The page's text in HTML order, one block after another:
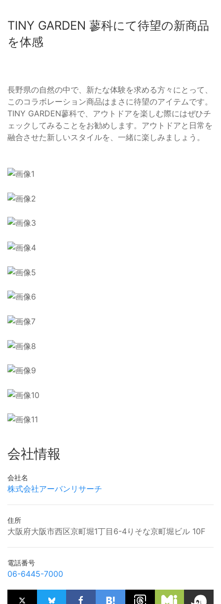
TINY GARDEN 蓼科にて待望の新商品
を体感
長野県の自然の中で、新たな体験を求める方々にとって、
このコラボレーション商品はまさに待望のアイテムです。
TINY GARDEN蓼科で、アウトドアを楽しむ際にはぜひチ
ェックしてみることをお勧めします。アウトドアと日常を
融合させた新しいスタイルを、一緒に楽しみましょう。
会社情報
会社名
株式会社アーバンリサーチ
住所
大阪府大阪市西区京町堀1丁目6-4りそな京町堀ビル 10F
電話番号
06-6445-7000